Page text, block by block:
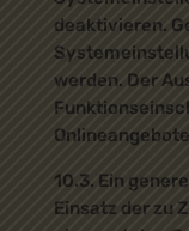
deaktivieren.
werden. Der
10.3. Ein
Einsatz der zu